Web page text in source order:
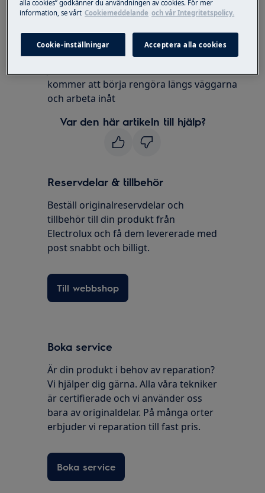
Robotdammsugare
Lösning
kommer att börja rengöra längs väggarna
och arbeta inåt
Var den här artikeln till hjälp?
Reservdelar & tillbehör
Beställ originalreservdelar och
tillbehör till din produkt från
Electrolux och få dem levererade med
post snabbt och billigt.
Till webbshop
Boka service
Är din produkt i behov av reparation?
Vi hjälper dig gärna. Alla våra tekniker
är certifierade och vi använder oss
bara av originaldelar. På många orter
erbjuder vi reparation till fast pris.
Boka service
alla cookies” godkänner du användningen av cookies. För mer
information, se vårt Cookiemeddelande och vår Integritetspolicy.
Cookie-inställningar Acceptera alla cookies